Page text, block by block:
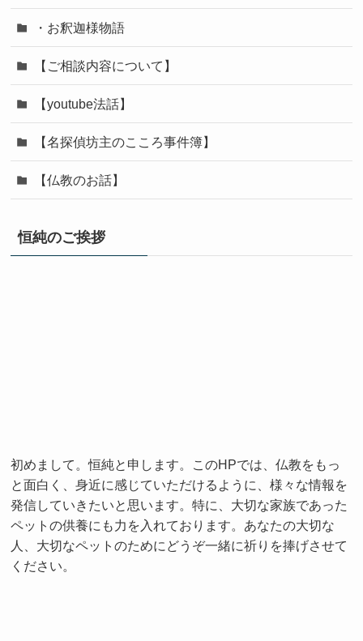
・お釈迦様物語
【ご相談内容について】
【youtube法話】
【名探偵坊主のこころ事件簿】
【仏教のお話】
恒純のご挨拶
初めまして。恒純と申します。このHPでは、仏教をもっ
と面白く、身近に感じていただけるように、様々な情報を
発信していきたいと思います。特に、大切な家族であった
ペットの供養にも力を入れております。あなたの大切な
人、大切なペットのためにどうぞ一緒に祈りを捧げさせて
ください。